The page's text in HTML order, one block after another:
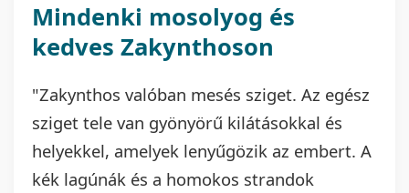
Mindenki mosolyog és
kedves Zakynthoson
"Zakynthos valóban mesés sziget. Az egész
sziget tele van gyönyörű kilátásokkal és
helyekkel, amelyek lenyűgözik az embert. A
kék lagúnák és a homokos strandok